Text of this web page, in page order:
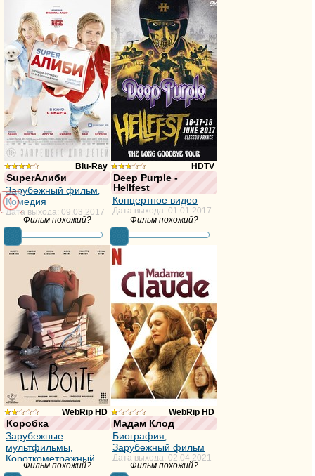
Blu-Ray
из 10,
голосов:348
SuperАлиби
Зарубежный фильм,
Комедия
Дата выхода: 09.03.2017
HDTV
недостаточно
голосов
фильма
Deep Purple -
Hellfest
Концертное видео
Дата выхода: 01.01.2017
Фильм похожий?
WebRip HD
недостаточно
голосов
фильма
Коробка
Зарубежные
мультфильмы,
Короткометражный
Дата выхода: 01.01.2017
Фильм похожий?
WebRip HD
из
10,
голосов:10
Мадам Клод
Биография,
Зарубежный фильм
Дата выхода: 02.04.2021
Фильм похожий? Фильм похожий?